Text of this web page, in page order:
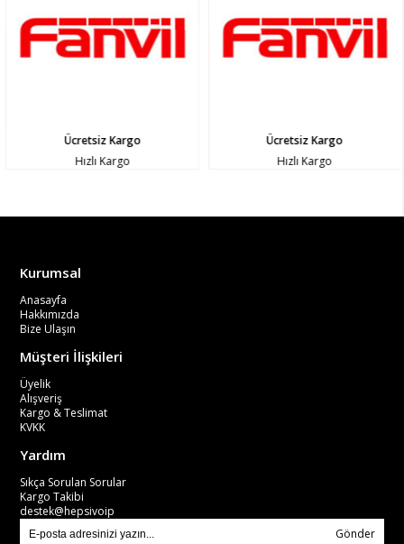
Ücretsiz Kargo
Hızlı Kargo
Ücretsiz Kargo
Hızlı Kargo
Kurumsal
Anasayfa
Hakkımızda
Bize Ulaşın
Müşteri İlişkileri
Üyelik
Alışveriş
Kargo & Teslimat
KVKK
Yardım
Sıkça Sorulan Sorular
Kargo Takibi
destek@hepsivoip
Gönder